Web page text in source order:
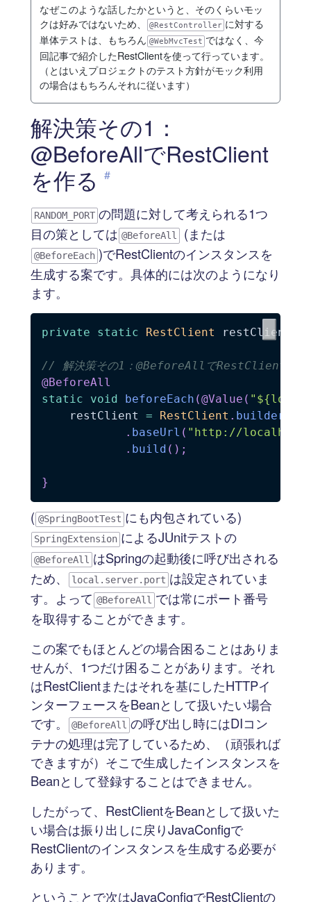
なぜこのような話したかというと、そのくらいモッ
クは好みではないため、
@RestController に対する
単体テストは、もちろん @WebMvcTest ではなく、今
回記事で紹介したRestClientを使って行っています。
（とはいえプロジェクトのテスト方針がモック利用
の場合はもちろんそれに従います）
解決策その1：
@BeforeAllでRestClient
を作る #
RANDOM_PORT の問題に対して考えられる1つ
目の策としては @BeforeAll (または
@BeforeEach )でRestClientのインスタンスを
生成する案です。具体的には次のようになり
ます。
private static RestClient restClient
// 解決策その1：@BeforeAllでRestClientを作
@BeforeAll
static
void beforeEach (@Value (
    restClient
= RestClient . builder
. baseUrl ( "http://
. build ( ) ;
}
( @SpringBootTest にも内包されている)
SpringExtension によるJUnitテストの
@BeforeAll はSpringの起動後に呼び出される
ため、
local.server.port は設定されていま
す。よって @BeforeAll では常にポート番号
を取得することができます。
この案でもほとんどの場合困ることはありま
せんが、1つだけ困ることがあります。それ
はRestClientまたはそれを基にしたHTTPイ
ンターフェースをBeanとして扱いたい場合
です。
@BeforeAll の呼び出し時にはDIコン
テナの処理は完了しているため、（頑張れば
できますが）そこで生成したインスタンスを
Beanとして登録することはできません。
したがって、RestClientをBeanとして扱いた
い場合は振り出しに戻りJavaConfigで
RestClientのインスタンスを生成する必要が
あります。
ということで次はJavaConfigでRestClientの